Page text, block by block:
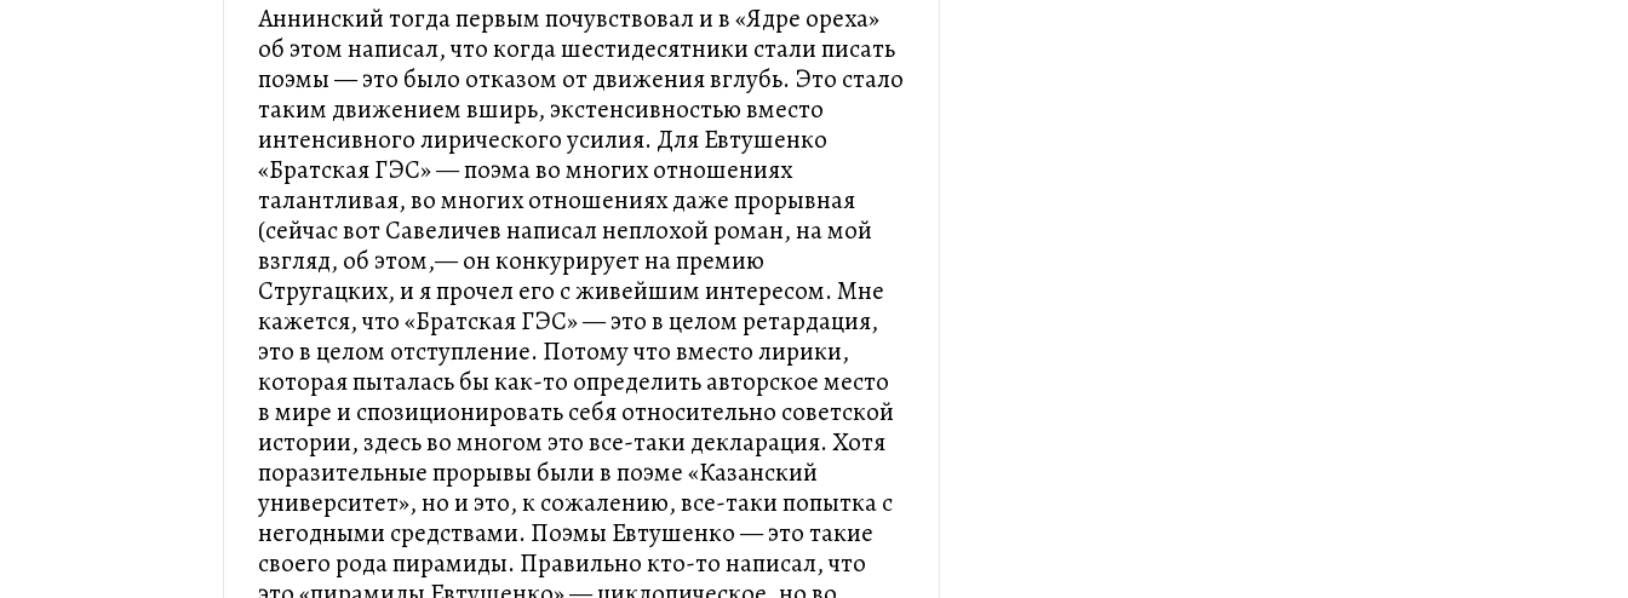
Аннинский тогда первым почувствовал и в «Ядре ореха»
об этом написал, что когда шестидесятники стали писать
поэмы — это было отказом от движения вглубь. Это стало
таким движением вширь, экстенсивностью вместо
интенсивного лирического усилия. Для Евтушенко
«Братская ГЭС» — поэма во многих отношениях
талантливая, во многих отношениях даже прорывная
(сейчас вот Савеличев написал неплохой роман, на мой
взгляд, об этом,— он конкурирует на премию
Стругацких, и я прочел его с живейшим интересом. Мне
кажется, что «Братская ГЭС» — это в целом ретардация,
это в целом отступление. Потому что вместо лирики,
которая пыталась бы как-то определить авторское место
в мире и спозиционировать себя относительно советской
истории, здесь во многом это все-таки декларация. Хотя
поразительные прорывы были в поэме «Казанский
университет», но и это, к сожалению, все-таки попытка с
негодными средствами. Поэмы Евтушенко — это такие
своего рода пирамиды. Правильно кто-то написал, что